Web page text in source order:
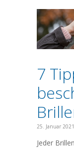
7
25. Januar
Jeder